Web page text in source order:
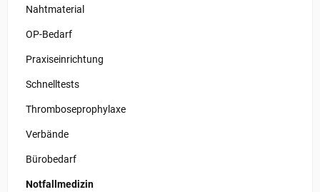
Nahtmaterial
OP-Bedarf
Praxiseinrichtung
Schnelltests
Thromboseprophylaxe
Verbände
Bürobedarf
Notfallmedizin